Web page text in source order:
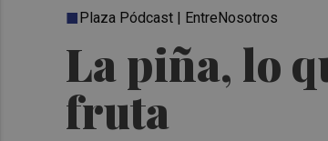
La piña, lo
fruta
Plaza Pódcast | EntreNosotros